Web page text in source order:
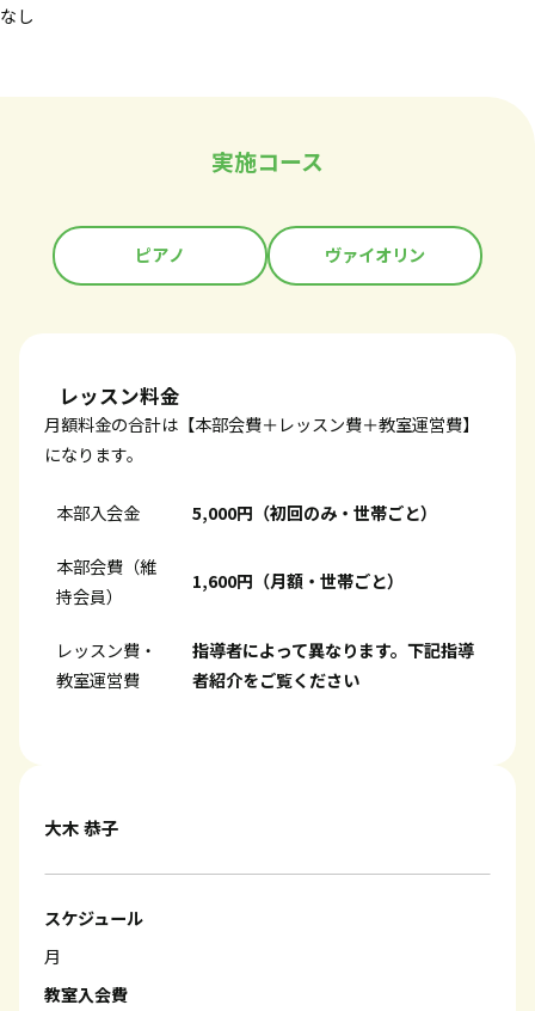
なし
実施コース
ピアノ ヴァイオリン
レッスン料金
月額料金の合計は【本部会費＋レッスン費＋教室運営費】
になります。
本部入会金 5,000円（初回のみ・世帯ごと）
本部会費（維
持会員）
1,600円（月額・世帯ごと）
レッスン費・
教室運営費
指導者によって異なります。下記指導
者紹介をご覧ください
大木 恭子
スケジュール
月
教室入会費